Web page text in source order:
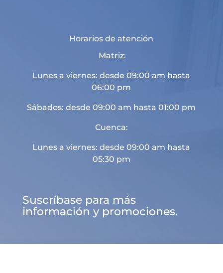
Horarios de atención
Matriz:
Lunes a viernes: desde 09:00 am hasta
06:00 pm
Sábados: desde 09:00 am hasta 01:00 pm
Cuenca:
Lunes a viernes: desde 09:00 am hasta
05:30 pm
Suscríbase para más
información y promociones.